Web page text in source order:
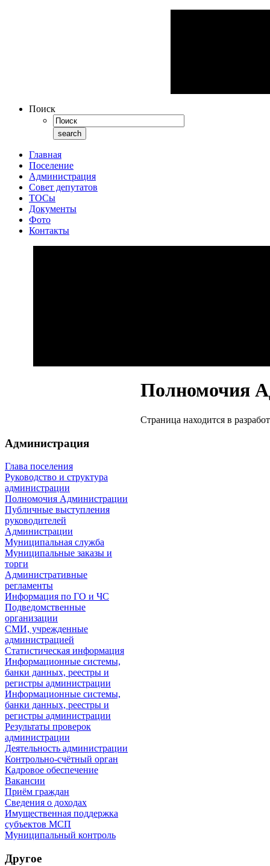
Поиск
Главная
Поселение
Администрация
Совет депутатов
ТОСы
Документы
Фото
Контакты
Полномочия
Страница находится в
Администрация
Глава поселения
Руководство и структура
администрации
Полномочия Администрации
Публичные выступления
руководителей
Администрации
Муниципальная служба
Муниципальные заказы и
торги
Административные
регламенты
Информация по ГО и ЧС
Подведомственные
организации
СМИ, учрежденные
администрацией
Статистическая информация
Информационные системы,
банки данных, реестры и
регистры администрации
Информационные системы,
банки данных, реестры и
регистры администрации
Результаты проверок
администрации
Деятельность администрации
Контрольно-счётный орган
Кадровое обеспечение
Вакансии
Приём граждан
Сведения о доходах
Имущественная поддержка
субъектов МСП
Муниципальный контроль
Другое